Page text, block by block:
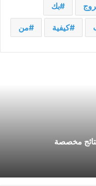
بك
كيفية من